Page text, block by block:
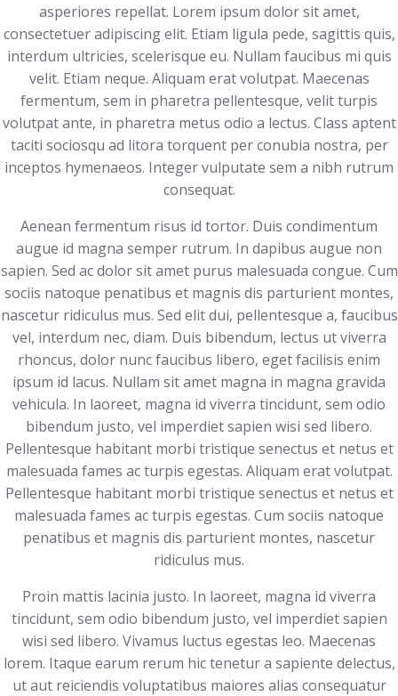
asperiores repellat. Lorem ipsum dolor sit amet,
consectetuer adipiscing elit. Etiam ligula pede, sagittis quis,
interdum ultricies, scelerisque eu. Nullam faucibus mi quis
velit. Etiam neque. Aliquam erat volutpat. Maecenas
fermentum, sem in pharetra pellentesque, velit turpis
volutpat ante, in pharetra metus odio a lectus. Class aptent
taciti sociosqu ad litora torquent per conubia nostra, per
inceptos hymenaeos. Integer vulputate sem a nibh rutrum
consequat.
Aenean fermentum risus id tortor. Duis condimentum
augue id magna semper rutrum. In dapibus augue non
sapien. Sed ac dolor sit amet purus malesuada congue. Cum
sociis natoque penatibus et magnis dis parturient montes,
nascetur ridiculus mus. Sed elit dui, pellentesque a, faucibus
vel, interdum nec, diam. Duis bibendum, lectus ut viverra
rhoncus, dolor nunc faucibus libero, eget facilisis enim
ipsum id lacus. Nullam sit amet magna in magna gravida
vehicula. In laoreet, magna id viverra tincidunt, sem odio
bibendum justo, vel imperdiet sapien wisi sed libero.
Pellentesque habitant morbi tristique senectus et netus et
malesuada fames ac turpis egestas. Aliquam erat volutpat.
Pellentesque habitant morbi tristique senectus et netus et
malesuada fames ac turpis egestas. Cum sociis natoque
penatibus et magnis dis parturient montes, nascetur
ridiculus mus.
Proin mattis lacinia justo. In laoreet, magna id viverra
tincidunt, sem odio bibendum justo, vel imperdiet sapien
wisi sed libero. Vivamus luctus egestas leo. Maecenas
lorem. Itaque earum rerum hic tenetur a sapiente delectus,
ut aut reiciendis voluptatibus maiores alias consequatur